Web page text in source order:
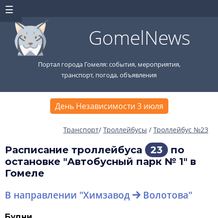
GomelNews
Портал города Гомеля: события, мероприятия,
транспорт, погода, объявления
День Независимости 3 июля
Транспорт/ Троллейбусы / Троллейбус №23
Расписание троллейбуса 23
по
остановке "Автобусный парк № 1" в
Гомеле
В направлении "Химзавод Волотова"